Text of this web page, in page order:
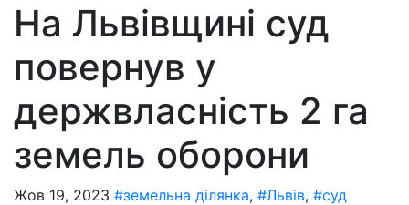
На Львівщині суд
повернув у
держвласність 2 га
земель оборони
Жов 19, 2023 #земельна ділянка, #Львів, #суд